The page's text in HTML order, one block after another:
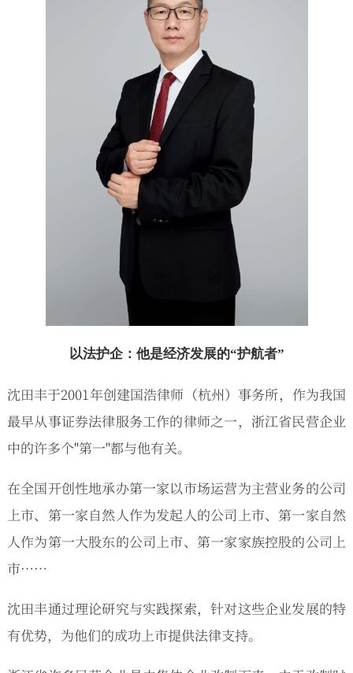
以法护企：他是经济发展的“护航者”
沈田丰于2001年创建国浩律师（杭州）事务所，作为我国
最早从事证券法律服务工作的律师之一，浙江省民营企业
中的许多个"第一"都与他有关。
在全国开创性地承办第一家以市场运营为主营业务的公司
上市、第一家自然人作为发起人的公司上市、第一家自然
人作为第一大股东的公司上市、第一家家族控股的公司上
市……
沈田丰通过理论研究与实践探索，针对这些企业发展的特
有优势，为他们的成功上市提供法律支持。